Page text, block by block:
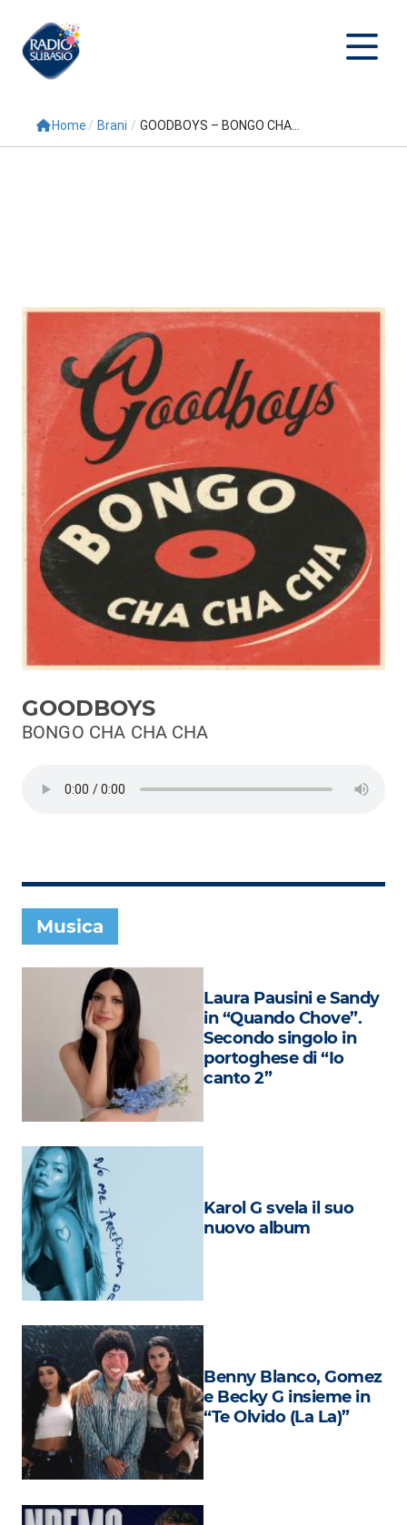
Cerca
Programmi
Conduttori
Repliche
Podcast
3xTe
Interviste
Playlist
Novità
Subasio Playlist
Web Radio
Radio Subasio
Radio Subasio +
Radio Suby
Foto
Speciali
Oroscopo
Radio Subasio Music Club
Sanremo 2026
News
Musica
Cultura
Attualità
Costume
Extra
Eventi
Home / Brani / GOODBOYS – BONGO CHA...
GOODBOYS
BONGO CHA CHA CHA
Musica
Laura Pausini e Sandy
in “Quando Chove”.
Secondo singolo in
portoghese di “Io
canto 2”
Karol G svela il suo
nuovo album
Benny Blanco, Gomez
e Becky G insieme in
“Te Olvido (La La)”